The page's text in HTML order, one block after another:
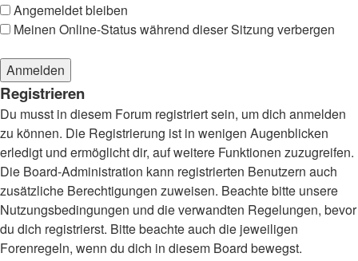
Angemeldet bleiben
Meinen Online-Status während dieser Sitzung verbergen
Registrieren
Du musst in diesem Forum registriert sein, um dich anmelden
zu können. Die Registrierung ist in wenigen Augenblicken
erledigt und ermöglicht dir, auf weitere Funktionen zuzugreifen.
Die Board-Administration kann registrierten Benutzern auch
zusätzliche Berechtigungen zuweisen. Beachte bitte unsere
Nutzungsbedingungen und die verwandten Regelungen, bevor
du dich registrierst. Bitte beachte auch die jeweiligen
Forenregeln, wenn du dich in diesem Board bewegst.